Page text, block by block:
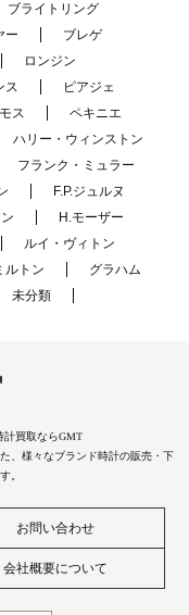
ブライトリング
ー
ブレゲ
ロンジン
ス
ピアジェ
ス
ペキニエ
ハリー・ウィンストン
フランク・ミュラー
F.P.ジュルヌ
H.モーザー
ルイ・ヴィトン
ルトン
グラハム
未分類
計買取ならGMT
、様々なブランド時計の販売・下
。
お問い合わせ
会社概要について